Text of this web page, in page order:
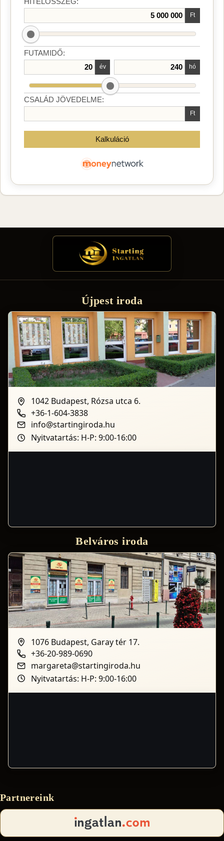
Újpest iroda
1042 Budapest, Rózsa utca 6.
+36-1-604-3838
info@startingiroda.hu
Nyitvatartás: H-P: 9:00-16:00
Belváros iroda
1076 Budapest, Garay tér 17.
+36-20-989-0690
margareta@startingiroda.hu
Nyitvatartás: H-P: 9:00-16:00
Partnereink